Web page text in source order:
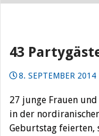
43
8. SEPTEMBER 2014
27 junge Frauen
in der
Geburtstag feierten,